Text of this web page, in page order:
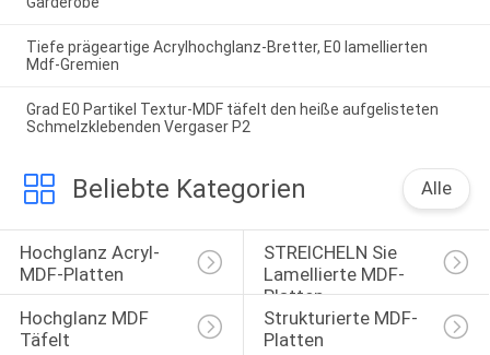
Tiefe prägeartige Acrylhochglanz-Bretter, E0 lamellierten
Mdf-Gremien
Grad E0 Partikel Textur-MDF täfelt den heiße aufgelisteten
Schmelzklebenden Vergaser P2
Beliebte Kategorien Alle
Hochglanz Acryl-
MDF-Platten
STREICHELN Sie
Lamellierte MDF-
Platten
Hochglanz MDF
Täfelt
Strukturierte MDF-
Platten